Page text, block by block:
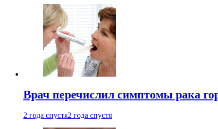
Врач перечислил симптомы рака
2 года спустя2 года спустя